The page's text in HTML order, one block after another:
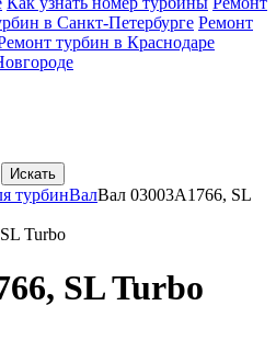
в Санкт-Петербурге Ремонт
турбин в Краснодаре
Искать
турбинВалВал 03003A1766, SL
Turbo
SL Turbo